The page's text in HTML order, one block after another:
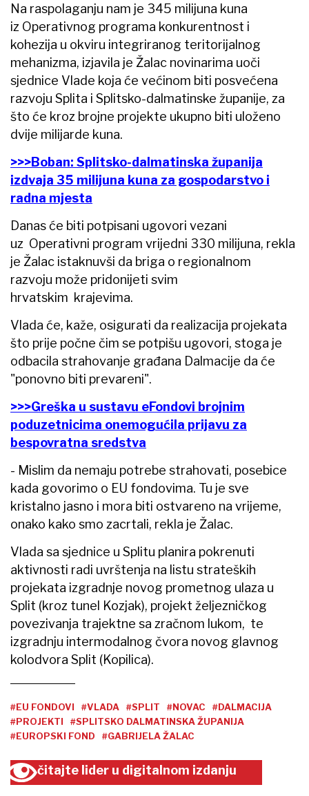
Na raspolaganju nam je 345 milijuna kuna
iz Operativnog programa konkurentnost i
kohezija u okviru integriranog teritorijalnog
mehanizma, izjavila je Žalac novinarima uoči
sjednice Vlade koja će većinom biti posvećena
razvoju Splita i Splitsko-dalmatinske županije, za
što će kroz brojne projekte ukupno biti uloženo
dvije milijarde kuna.
>>>Boban: Splitsko-dalmatinska županija
izdvaja 35 milijuna kuna za gospodarstvo i
radna mjesta
Danas će biti potpisani ugovori vezani
uz Operativni program vrijedni 330 milijuna, rekla
je Žalac istaknuvši da briga o regionalnom
razvoju može pridonijeti svim
hrvatskim krajevima.
Vlada će, kaže, osigurati da realizacija projekata
što prije počne čim se potpišu ugovori, stoga je
odbacila strahovanje građana Dalmacije da će
"ponovno biti prevareni".
>>>Greška u sustavu eFondovi brojnim
poduzetnicima onemogućila prijavu za
bespovratna sredstva
- Mislim da nemaju potrebe strahovati, posebice
kada govorimo o EU fondovima. Tu je sve
kristalno jasno i mora biti ostvareno na vrijeme,
onako kako smo zacrtali, rekla je Žalac.
Vlada sa sjednice u Splitu planira pokrenuti
aktivnosti radi uvrštenja na listu strateških
projekata izgradnje novog prometnog ulaza u
Split (kroz tunel Kozjak), projekt željezničkog
povezivanja trajektne sa zračnom lukom, te
izgradnju intermodalnog čvora novog glavnog
kolodvora Split (Kopilica).
#EU FONDOVI #VLADA #SPLIT #NOVAC
#DALMACIJA
#PROJEKTI
#SPLITSKO DALMATINSKA ŽUPANIJA
#EUROPSKI FOND
#GABRIJELA ŽALAC
čitajte lider u digitalnom izdanju